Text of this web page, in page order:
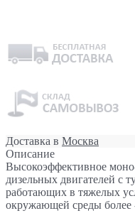
Доставка в Москва
Описание
Высокоэффективное
дизельных двигателей с
работающих в тяжелых
окружающей среды более